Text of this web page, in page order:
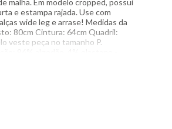
malha. Em modelo cropped, possui
e estampa rajada. Use com
wide leg e arrase! Medidas da
80cm Cintura: 64cm Quadril:
veste peça no tamanho P.
96% algodão, 4% elastano -